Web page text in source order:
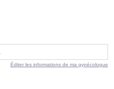
Éditer les informations de ma gynécologue